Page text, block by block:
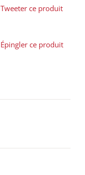
Tweeter ce produit
Épingler ce produit